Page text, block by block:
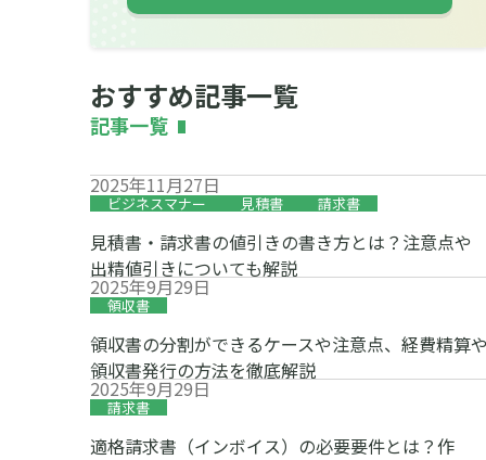
おすすめ記事一覧
記事一覧
2025年11月27日
ビジネスマナー 見積書 請求書
見積書・請求書の値引きの書き方とは？注意点や
出精値引きについても解説
2025年9月29日
領収書
領収書の分割ができるケースや注意点、経費精算
領収書発行の方法を徹底解説
2025年9月29日
請求書
適格請求書（インボイス）の必要要件とは？作